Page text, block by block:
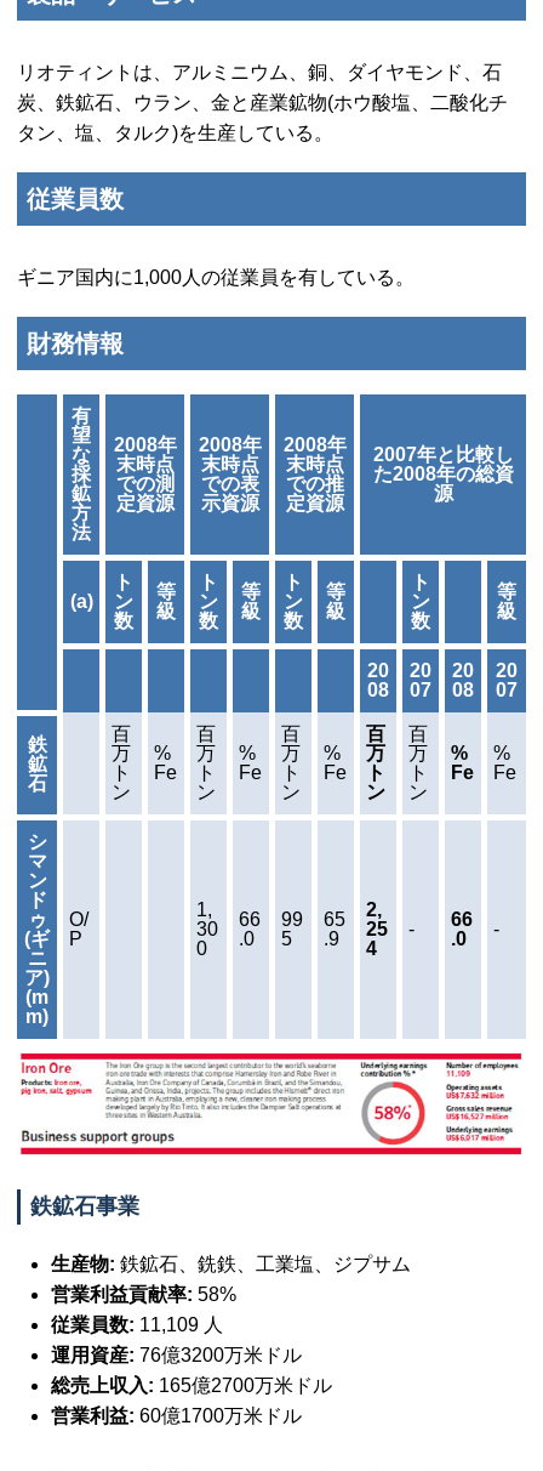
リオティントは、アルミニウム、銅、ダイヤモンド、石
炭、鉄鉱石、ウラン、金と産業鉱物(ホウ酸塩、二酸化チ
タン、塩、タルク)を生産している。
従業員数
ギニア国内に1,000人の従業員を有している。
財務情報
有
望
な
採
鉱
方
法
2008年
末時点
での測
定資源
2008年
末時点
での表
示資源
2008年
末時点
での推
定資源
2007年と比較し
た2008年の総資
源
(a)
ト
ン
数
等
級
ト
ン
数
等
級
ト
ン
数
等
級
ト
ン
数
等
級
20
08
20
07
20
08
20
07
鉄
鉱
石
百
万
ト
ン
%
Fe
百
万
ト
ン
%
Fe
百
万
ト
ン
%
Fe
百
万
ト
ン
百
万
ト
ン
%
Fe
%
Fe
シ
マ
ン
ド
ゥ
(ギ
ニ
ア)
(m
m)
O/
P
1,
30
0
66
.0
99
5
65
.9
2,
25
4
-
66
.0
-
鉄鉱石事業
生産物: 鉄鉱石、銑鉄、工業塩、ジプサム
営業利益貢献率: 58%
従業員数: 11,109 人
運用資産: 76億3200万米ドル
総売上収入: 165億2700万米ドル
営業利益: 60億1700万米ドル